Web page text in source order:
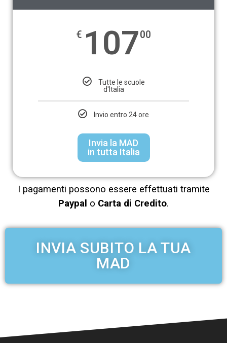
€ 10700
Tutte le scuole
d'Italia
Invio entro 24 ore
Invia la MAD
in tutta Italia
I pagamenti possono essere effettuati tramite
Paypal o Carta di Credito.
INVIA SUBITO LA TUA
MAD